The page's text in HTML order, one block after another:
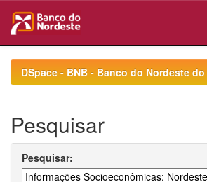
navigationDSpace - BNB - Banco do Nordeste
Pesquisar
Pesquisar: